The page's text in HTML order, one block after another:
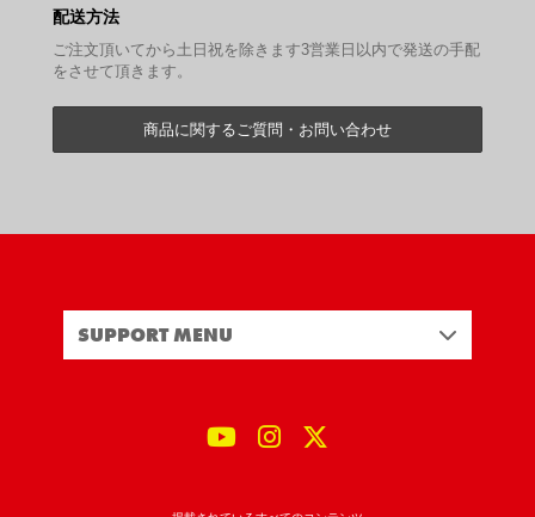
配送方法
ご注文頂いてから土日祝を除きます3営業日以内で発送の手配
をさせて頂きます。
商品に関するご質問・お問い合わせ
SUPPORT MENU